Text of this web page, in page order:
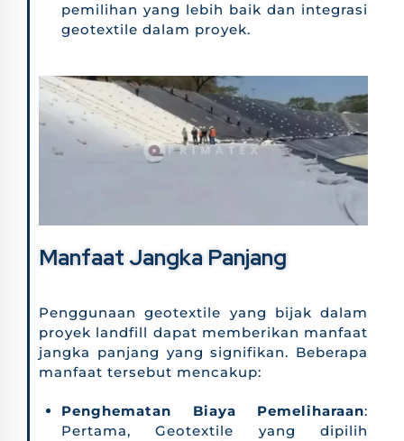
pemilihan yang lebih baik dan integrasi
geotextile dalam proyek.
Manfaat Jangka Panjang
Penggunaan geotextile yang bijak dalam
proyek landfill dapat memberikan manfaat
jangka panjang yang signifikan. Beberapa
manfaat tersebut mencakup:
Penghematan Biaya Pemeliharaan:
Pertama, Geotextile yang dipilih